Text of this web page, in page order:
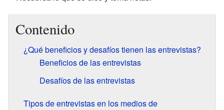
Contenido
¿Qué beneficios y desafíos tienen las entrevistas?
Beneficios de las entrevistas
Desafíos de las entrevistas
Tipos de entrevistas en los medios de